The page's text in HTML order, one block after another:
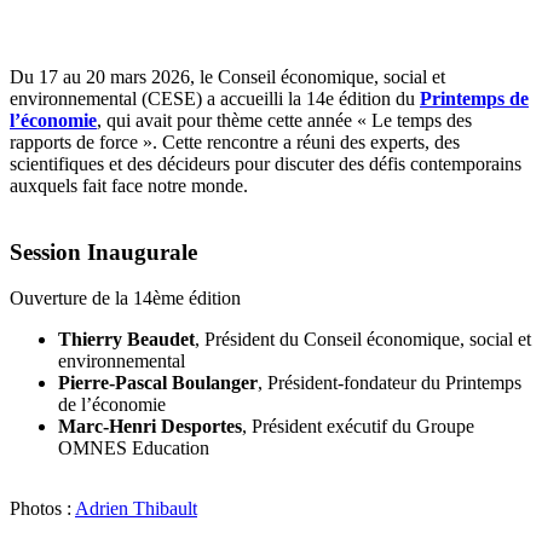
Du 17 au 20 mars 2026, le Conseil économique, social et
environnemental (CESE) a accueilli la 14e édition du Printemps de
l’économie, qui avait pour thème cette année « Le temps des
rapports de force ». Cette rencontre a réuni des experts, des
scientifiques et des décideurs pour discuter des défis contemporains
auxquels fait face notre monde.
Session Inaugurale
Ouverture de la 14ème édition
Thierry Beaudet, Président du Conseil économique, social et
environnemental
Pierre-Pascal Boulanger, Président-fondateur du Printemps
de l’économie
Marc-Henri Desportes, Président exécutif du Groupe
OMNES Education
Photos : Adrien Thibault